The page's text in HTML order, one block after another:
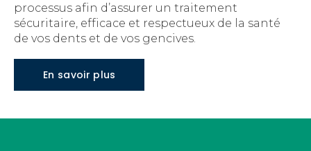
processus afin d’assurer un traitement
sécuritaire, efficace et respectueux de la santé
de vos dents et de vos gencives.
En savoir plus